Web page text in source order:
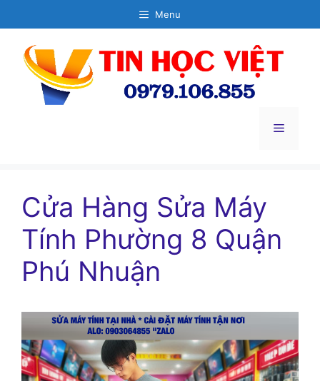
đến
dung
Menu
Menu
Cửa Hàng Sửa Máy
Tính Phường 8 Quận
Phú Nhuận